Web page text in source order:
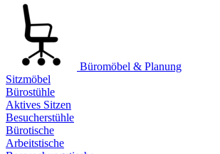
Büromöbel & Planung
Sitzmöbel
Bürostühle
Aktives Sitzen
Besucherstühle
Bürotische
Arbeitstische